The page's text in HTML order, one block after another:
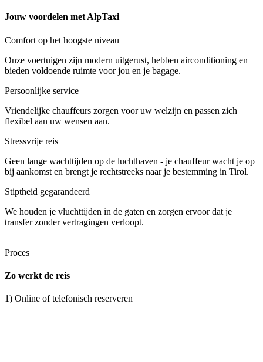
Jouw voordelen met AlpTaxi
Comfort op het hoogste niveau
Onze voertuigen zijn modern uitgerust, hebben airconditioning en
bieden voldoende ruimte voor jou en je bagage.
Persoonlijke service
Vriendelijke chauffeurs zorgen voor uw welzijn en passen zich
flexibel aan uw wensen aan.
Stressvrije reis
Geen lange wachttijden op de luchthaven - je chauffeur wacht je op
bij aankomst en brengt je rechtstreeks naar je bestemming in Tirol.
Stiptheid gegarandeerd
We houden je vluchttijden in de gaten en zorgen ervoor dat je
transfer zonder vertragingen verloopt.
Proces
Zo werkt de reis
1) Online of telefonisch reserveren